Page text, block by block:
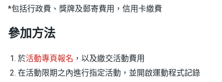
*包括行政費、獎牌及郵寄費用，信用卡繳費
參加方法
於活動專頁報名 ，以及繳交活動費用
在活動限期之內進行指定活動，並開啟運動程式記錄